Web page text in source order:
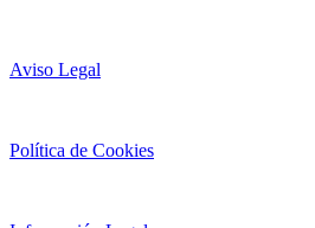
Aviso Legal
Política de Cookies